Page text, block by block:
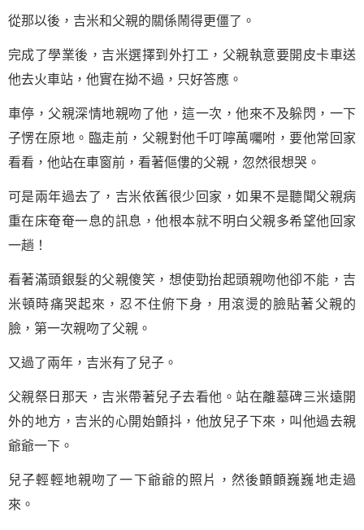
從那以後，吉米和父親的關係鬧得更僵了。
完成了學業後，吉米選擇到外打工，父親執意要開皮卡車送
他去火車站，他實在拗不過，只好答應。
車停，父親深情地親吻了他，這一次，他來不及躲閃，一下
子愣在原地。臨走前，父親對他千叮嚀萬囑咐，要他常回家
看看，他站在車窗前，看著傴僂的父親，忽然很想哭。
可是兩年過去了，吉米依舊很少回家，如果不是聽聞父親病
重在床奄奄一息的訊息，他根本就不明白父親多希望他回家
一趟！
看著滿頭銀髮的父親傻笑，想使勁抬起頭親吻他卻不能，吉
米頓時痛哭起來，忍不住俯下身，用滾燙的臉貼著父親的
臉，第一次親吻了父親。
又過了兩年，吉米有了兒子。
父親祭日那天，吉米帶著兒子去看他。站在離墓碑三米遠開
外的地方，吉米的心開始顫抖，他放兒子下來，叫他過去親
爺爺一下。
兒子輕輕地親吻了一下爺爺的照片，然後顫顫巍巍地走過
來。